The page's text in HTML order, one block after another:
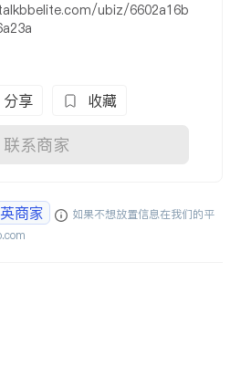
ubiz/6602a16b
分享 收藏
联系商家
商家
如果不想放置信息在我们的平